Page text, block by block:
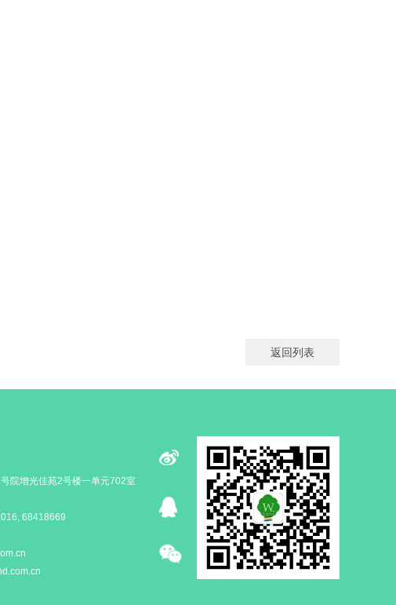
返回列表
院增光佳苑2号楼一单元702室
68418669